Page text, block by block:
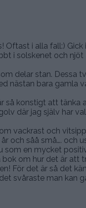
Oftast i alla fall:) Gick
i solskenet och njöt
delar stan. Dessa
nästan bara gamla
så konstigt att tänka
där jag själv har
vackrast och
och såå små…. och
som en mycket
om hur det är att
För det är så det
svåraste man kan